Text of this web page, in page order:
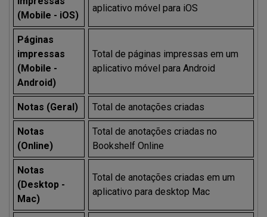
(Mobile - iOS)
aplicativo móvel para iOS
Páginas
impressas
(Mobile -
Android)
Total de páginas impressas em um
aplicativo móvel para Android
Notas (Geral) Total de anotações criadas
Notas
(Online)
Total de anotações criadas no
Bookshelf Online
Notas
(Desktop -
Mac)
Total de anotações criadas em um
aplicativo para desktop Mac